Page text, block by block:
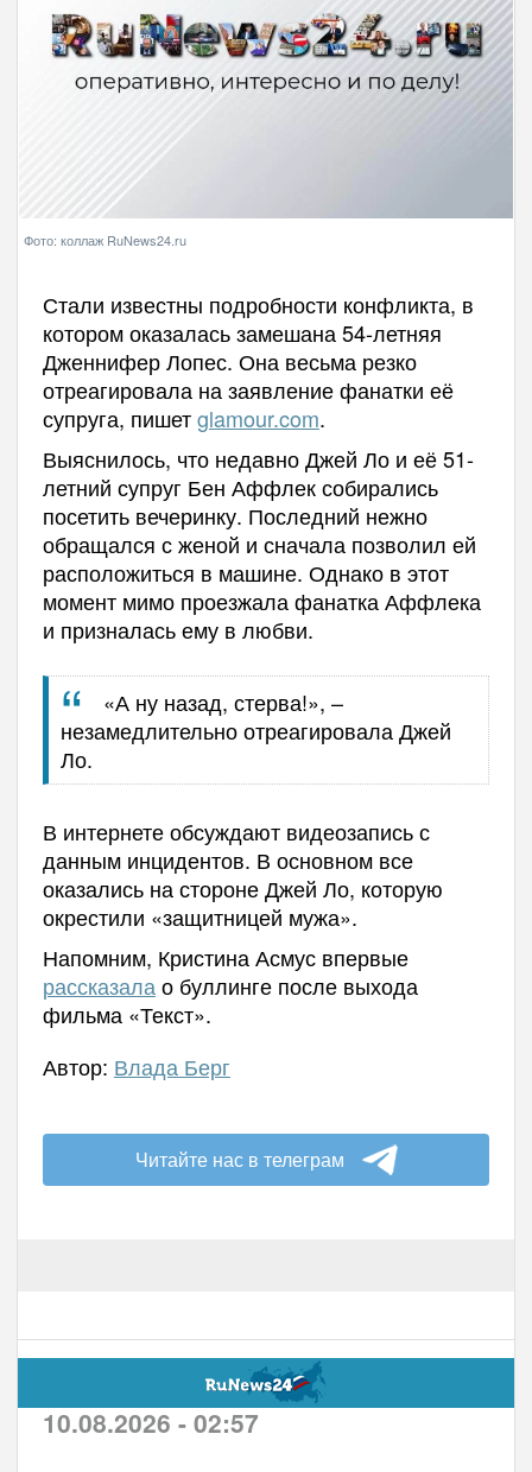
Фото: коллаж RuNews24.ru
Стали известны подробности конфликта, в
котором оказалась замешана 54-летняя
Дженнифер Лопес. Она весьма резко
отреагировала на заявление фанатки её
супруга, пишетglamour.com.
Выяснилось, что недавно Джей Ло и её 51-
летний супруг Бен Аффлек собирались
посетить вечеринку. Последний нежно
обращался с женой и сначала позволил ей
расположиться в машине. Однако в этот
момент мимо проезжала фанатка Аффлека
и призналась ему в любви.
«А ну назад, стерва!», –
незамедлительно отреагировала Джей
Ло.
В интернете обсуждают видеозапись с
данным инцидентов. В основном все
оказались на стороне Джей Ло, которую
окрестили «защитницей мужа».
Напомним, Кристина Асмус впервые
рассказала о буллинге после выхода
фильма «Текст».
Автор: Влада Берг
Читайте нас в телеграм
10.08.2026 - 02:57